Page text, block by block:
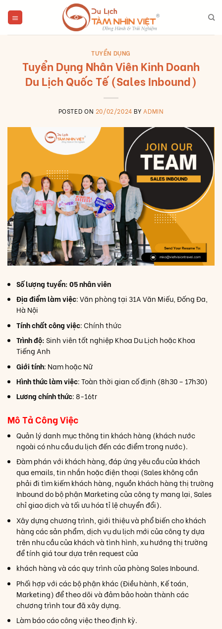
content
TUYỂN DỤNG
Tuyển Dụng Nhân Viên Kinh Doanh
Du Lịch Quốc Tế (Sales Inbound)
POSTED ON 20/02/2024 BY ADMIN
Số lượng tuyển: 05 nhân viên
Địa điểm làm việc: Văn phòng tại 31A Văn Miếu, Đống Đa,
Hà Nội
Tính chất công việc: Chính thức
Trình độ:Sinh viên tốt nghiệp Khoa Du Lịch hoặc Khoa
Tiếng Anh
Giới tính: Nam hoặc Nữ
Hình thức làm việc: Toàn thời gian cố định (8h30 – 17h30)
Lương chính thức: 8-16tr
Mô Tả Công Việc
Quản lý danh mục thông tin khách hàng (khách nước
ngoài có nhu cầu du lịch đến các điểm trong nước).
Đàm phán với khách hàng, đáp ứng yêu cầu của khách
qua emails, tin nhắn hoặc điện thoại (Sales không cần
phải đi tìm kiếm khách hàng, nguồn khách hàng thị trường
Inbound do bộ phận Marketing của công ty mang lại, Sales
chỉ giao dịch và tối ưu hóa tỉ lệ chuyển đổi).
Xây dựng chương trình, giới thiệu và phổ biến cho khách
hàng các sản phẩm, dịch vụ du lịch mới của công ty dựa
trên nhu cầu của khách và tình hình, xu hướng thị trường
để tính giá tour dựa trên request của
khách hàng và các quy trình của phòng Sales Inbound.
Phối hợp với các bộ phận khác (Điều hành, Kế toán,
Marketing) để theo dõi và đảm bảo hoàn thành các
chương trình tour đã xây dựng.
Làm báo cáo công việc theo định kỳ.